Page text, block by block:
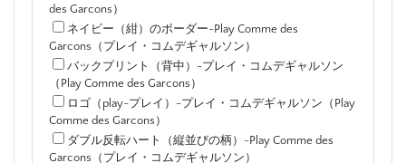
des Garcons）
ネイビー（紺）のボーダー-Play Comme des
Garcons（プレイ・コムデギャルソン）
バックプリント（背中）-プレイ・コムデギャルソン
（Play Comme des Garcons）
ロゴ（play-プレイ）-プレイ・コムデギャルソン（Play
Comme des Garcons）
ダブル反転ハート（縦並びの柄）-Play Comme des
Garcons（プレイ・コムデギャルソン）